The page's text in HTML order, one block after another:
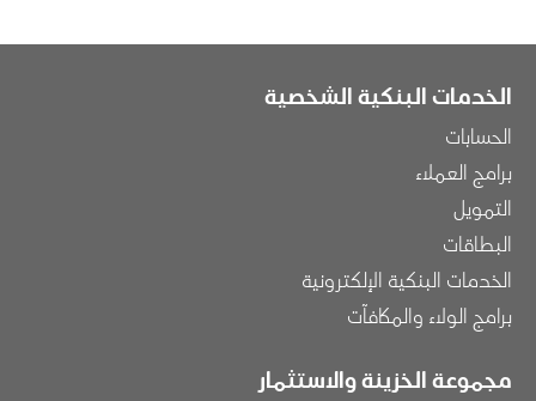
الخدمات البنكية الشخصية
الحسابات
برامج العملاء
التمويل
البطاقات
الخدمات البنكية الإلكترونية
برامج الولاء والمكافآت
مجموعة الخزينة والاستثمار